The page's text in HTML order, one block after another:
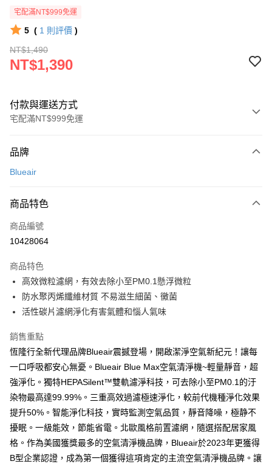
宅配滿NT$999免運
5 ( 1 則評價 )
NT$1,490
NT$1,390
付款與運送方式
宅配滿NT$999免運
信用卡一次付款
3 期 0 利率 每期
合作金庫商業銀行
上海商業儲蓄銀行
臺灣中小企業銀行
匯豐（台灣）商業銀行
華泰商業銀行
聯邦商業銀行
遠東國際商業銀行
元大商業銀行
永豐商業銀行
台新國際商業銀行
台灣樂天信用卡公司
合作金庫商業銀行
上海商業儲蓄銀行
國泰世華商業銀行
兆豐國際商業銀行
匯豐（台灣）商業銀行
華泰商業銀行
聯邦商業銀行
遠東國際商業銀行
玉山商業銀行
台新國際商業銀行
中國信託商業銀行
台灣樂天信用卡公司
即享券
LINE Pay
Apple Pay
街口支付
Google Pay
大哥付你分期
相關說明
【大哥付你分期使用說明】
1.本服務由台灣大哥大提供，台灣大哥大用戶可立即使用無須另外申請。
2.付款方式選擇「大哥付你分期」，訂單成立後會自動跳轉到大哥付的交易
流程，驗證手機門號後，選擇欲分期的期數、繳款截止日，確認付款後即完
成交易。
3.實際核准額度、可分期數及費用金額請依後續交易確認頁面所載為準。
4.訂單成立30分鐘內，如未前往確認交易或遇審核未通過，訂單將自動取
消。如遇「轉專審核」未通過狀況，表示未達大哥付你分期系統評分，恕無
ATM付款
運送方式
宅配
每筆NT$100，滿NT$999(含以上)免運費
品牌
Blueair
商品特色
商品編號
10428064
商品特色
高效微粒濾網，有效去除小至PM0.1懸浮微粒
防水聚丙烯纖維材質 不易滋生細菌、黴菌
活性碳片濾網淨化有害氣體和惱人氣味
銷售重點
恆隆行全新代理品牌Blueair震撼登場，開啟潔淨空氣新紀元！讓每
一口呼吸都安心無憂。Blueair Blue Max空氣清淨機~輕量靜音，超
強淨化。獨特HEPASilent™雙軌濾淨科技，可去除小至PM0.1的汙
染物最高達99.99%。三重高效過濾極速淨化，較前代機種淨化效果
提升50%。智能淨化科技，實時監測空氣品質，靜音降噪，極静不
擾眠。一級能效，節能省電。北歐風格前置濾網，隨選搭配居家風
格。作為美國獲獎最多的空氣清淨機品牌，Blueair於2023年更獲得
B型企業認證，成為第一個獲得這項肯定的主流空氣清淨機品牌。讓